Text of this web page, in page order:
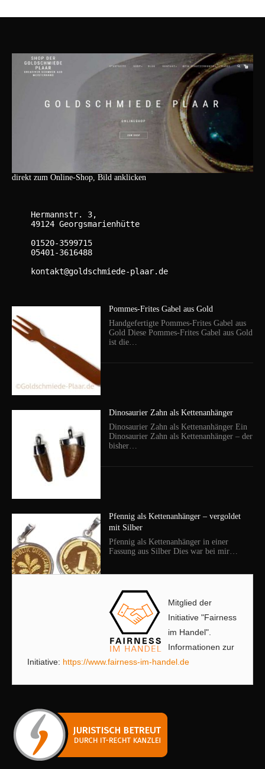
direkt zum Online-Shop, Bild anklicken
Pommes-Frites Gabel aus Gold
Handgefertigte Pommes-Frites Gabel aus
Gold Diese Pommes-Frites Gabel aus Gold
ist die…
Dinosaurier Zahn als Kettenanhänger
Dinosaurier Zahn als Kettenanhänger Ein
Dinosaurier Zahn als Kettenanhänger – der
bisher…
Pfennig als Kettenanhänger – vergoldet
mit Silber
Pfennig als Kettenanhänger in einer
Fassung aus Silber Dies war bei mir…
Mitglied der
Initiative "Fairness
im Handel".
Informationen zur
Initiative: https://www.fairness-im-handel.de